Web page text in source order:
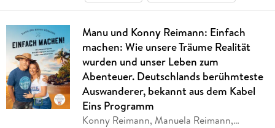
Manu und Konny Reimann: Einfach
machen: Wie unsere Träume Realität
wurden und unser Leben zum
Abenteuer. Deutschlands berühmteste
Auswanderer, bekannt aus dem Kabel
Eins Programm
Konny Reimann, Manuela Reimann,